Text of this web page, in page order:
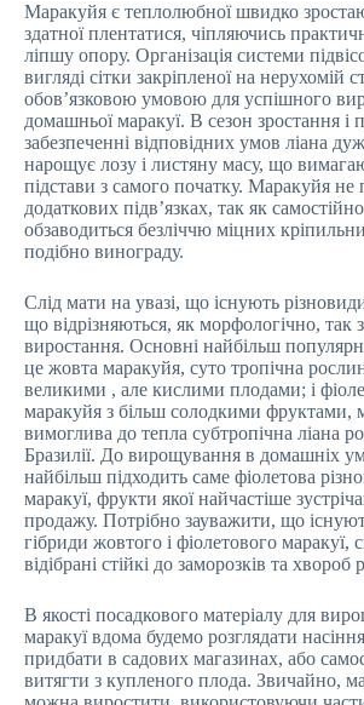
Маракуйя є теплолюбної швидко
здатної плентатися, чіпляючись
ліпшу опору. Організація системи
вигляді сітки закріпленої на нерухомій
обов’язковою умовою для успішного
домашньої маракуї. В сезон зростання і
забезпеченні відповідних умов ліана
нарощує лозу і листяну масу, що
підстави з самого початку. Маракуйя не
додаткових підв’язках, так як самостійно
обзаводиться безліччю міцних
подібно винограду.
Слід мати на увазі, що існують
що відрізняються, як морфологічно, так
виростання. Основні найбільш
це жовта маракуйя, суто тропічна
великими , але кислими плодами; і
маракуйя з більш солодкими фруктами,
вимоглива до тепла субтропічна ліана
Бразилії. До вирощування в домашніх
найбільш підходить саме фіолетова
маракуї, фрукти якої найчастіше
продажу. Потрібно зауважити, що
гібриди жовтого і фіолетового маракуї,
відібрані стійкі до заморозків та хвороб
В якості посадкового матеріалу для
маракуї вдома будемо розглядати
придбати в садових магазинах, або
витягти з купленого плода. Звичайно,